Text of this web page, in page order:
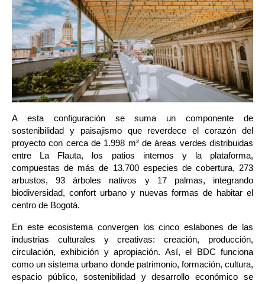
A esta configuración se suma un componente de
sostenibilidad y paisajismo que reverdece el corazón del
proyecto con cerca de 1.998 m² de áreas verdes distribuidas
entre La Flauta, los patios internos y la plataforma,
compuestas de más de 13.700 especies de cobertura, 273
arbustos, 93 árboles nativos y 17 palmas, integrando
biodiversidad, confort urbano y nuevas formas de habitar el
centro de Bogotá.
En este ecosistema convergen los cinco eslabones de las
industrias culturales y creativas: creación, producción,
circulación, exhibición y apropiación. Así, el BDC funciona
como un sistema urbano donde patrimonio, formación, cultura,
espacio público, sostenibilidad y desarrollo económico se